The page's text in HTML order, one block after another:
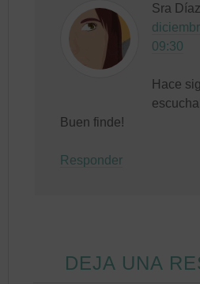
Sra Díaz
09:30
Hace
Buen finde!
Responder
DEJA UNA